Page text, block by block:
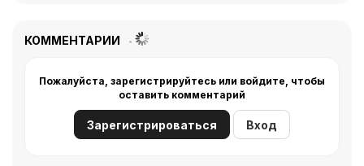
КОММЕНТАРИИ
Пожалуйста, зарегистрируйтесь или войдите, чтобы
оставить комментарий
Зарегистрироваться Вход